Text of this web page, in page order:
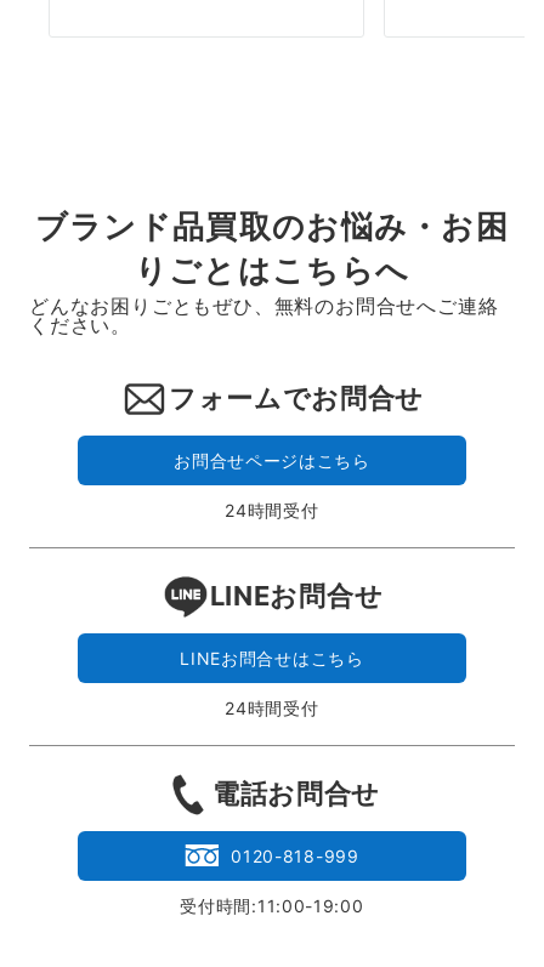
ブランド品買取のお悩み・お困
りごとはこちらへ
どんなお困りごともぜひ、無料のお問合せへご連絡
ください。
フォームでお問合せ
お問合せページはこちら
24時間受付
LINEお問合せ
LINEお問合せはこちら
24時間受付
電話お問合せ
0120-818-999
受付時間:11:00-19:00